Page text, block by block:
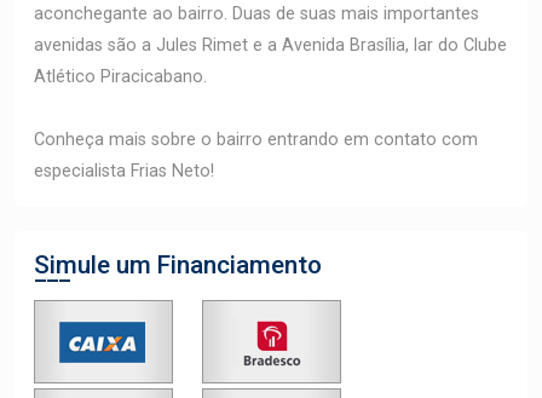
aconchegante ao bairro. Duas de suas mais importantes
avenidas são a Jules Rimet e a Avenida Brasília, lar do Clube
Atlético Piracicabano.
Conheça mais sobre o bairro entrando em contato com
especialista Frias Neto!
Simule um Financiamento